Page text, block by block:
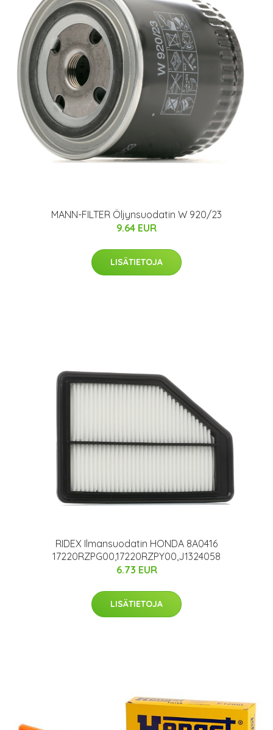
MANN-FILTER Öljynsuodatin W 920/23
9.64 EUR
LISÄTIETOJA
RIDEX Ilmansuodatin HONDA 8A0416
17220RZPG00,17220RZPY00,J1324058
6.73 EUR
LISÄTIETOJA